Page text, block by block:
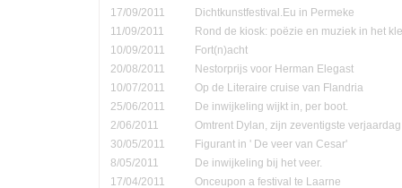
17/09/2011
Dichtkunstfestival.Eu in Permeke
11/09/2011
Rond de kiosk: poëzie en muziek in het
10/09/2011
Fort(n)acht
20/08/2011
Nestorprijs voor Herman Elegast
10/07/2011
Op de Literaire cruise van Flandria
25/06/2011
De inwijkeling wijkt in, per boot.
2/06/2011
Omtrent Dylan, zijn zeventigste verjaardag
30/05/2011
Figurant in ' De veer van Cesar'
8/05/2011
De inwijkeling bij het veer.
17/04/2011
Onceupon a festival te Laarne